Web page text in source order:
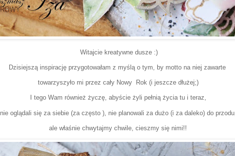
Witajcie kreatywne dusze :)
Dzisiejszą inspirację przygotowałam z myślą o tym, by motto na niej zawarte
towarzyszyło mi przez cały Nowy Rok (i jeszcze dłużej;)
I tego Wam również życzę, abyście żyli pełnią życia tu i teraz,
nie oglądali się za siebie (za często ), nie planowali za dużo (i za daleko) do przodu,
ale właśnie chwytajmy chwile, cieszmy się nimi!!